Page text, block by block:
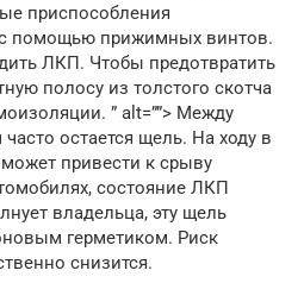
приспособления
с помощью прижимных винтов.
ЛКП. Чтобы предотвратить
полосу из толстого скотча
” alt=””> Между
остается щель. На ходу в
может привести к срыву
состояние ЛКП
владельца, эту щель
герметиком. Риск
снизится.